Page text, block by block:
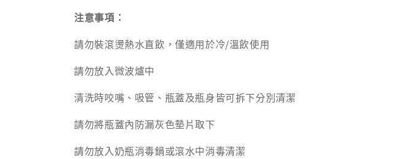
注意事項：
請勿裝滾燙熱水直飲，僅適用於冷/溫飲使用
請勿放入微波爐中
清洗時咬嘴、吸管、瓶蓋及瓶身皆可拆下分別清潔
請勿將瓶蓋內防漏灰色墊片取下
請勿放入奶瓶消毒鍋或滾水中消毒清潔